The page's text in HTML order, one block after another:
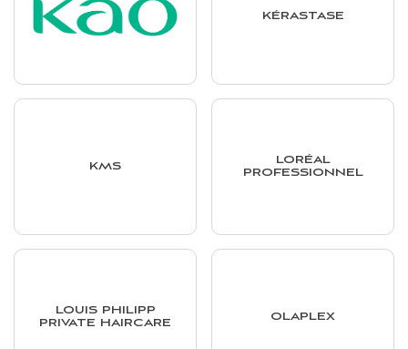
KÉRASTASE
KMS
LORÉAL
PROFESSIONNEL
LOUIS PHILIPP
PRIVATE HAIRCARE
OLAPLEX